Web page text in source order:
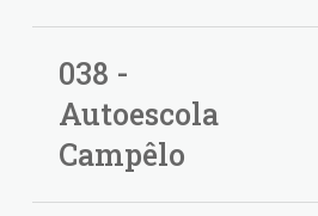
038 -
Autoescola
Campêlo